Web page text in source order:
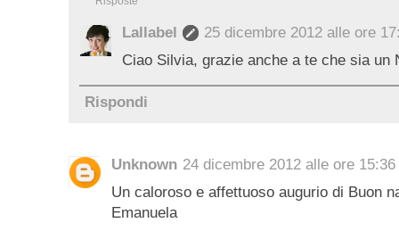
Lallabel
25 dicembre 2012 alle ore
Ciao Silvia, grazie anche a te che sia un
Rispondi
Unknown 24 dicembre 2012 alle ore 15:36
Un caloroso e affettuoso augurio di Buon
Emanuela